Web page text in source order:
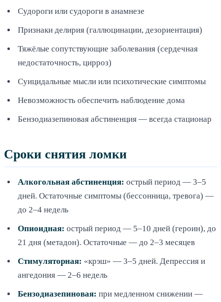
Судороги или судороги в анамнезе
Признаки делирия (галлюцинации, дезориентация)
Тяжёлые сопутствующие заболевания (сердечная
недостаточность, цирроз)
Суицидальные мысли или психотические симптомы
Невозможность обеспечить наблюдение дома
Бензодиазепиновая абстиненция — всегда стационар
Сроки снятия ломки
Алкогольная абстиненция: острый период — 3–5
дней. Остаточные симптомы (бессонница, тревога) —
до 2–4 недель
Опиоидная: острый период — 5–10 дней (героин), до
21 дня (метадон). Остаточные — до 2–3 месяцев
Стимуляторная: «крэш» — 3–5 дней. Депрессия и
ангедония — 2–6 недель
Бензодиазепиновая: при медленном снижении —